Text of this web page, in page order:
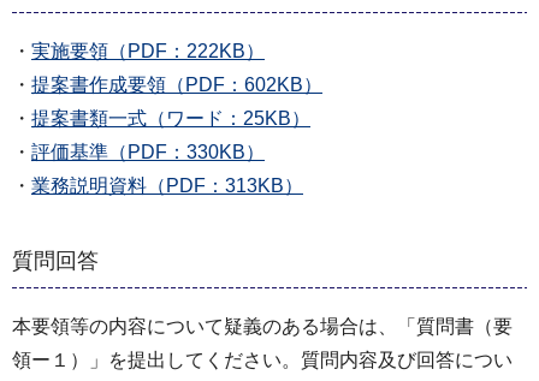
・ 実施要領（PDF：222KB）
・ 提案書作成要領（PDF：602KB）
・ 提案書類一式（ワード：25KB）
・ 評価基準（PDF：330KB）
・ 業務説明資料（PDF：313KB）
質問回答
本要領等の内容について疑義のある場合は、「質問書（要
領ー１）」を提出してください。質問内容及び回答につい